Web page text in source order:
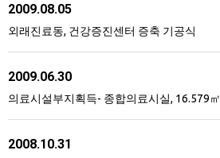
2009.08.05
외래진료동, 건강증진센터 증축 기공식
2009.06.30
의료시설부지획득- 종합의료시실, 16.579㎡
2008.10.31